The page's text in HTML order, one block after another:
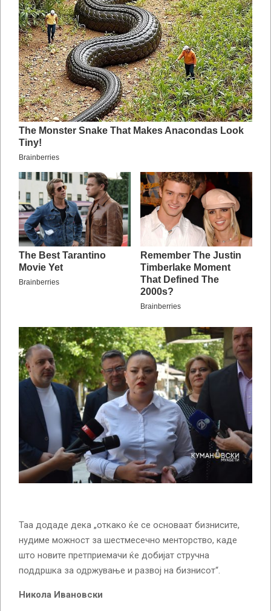
Таа додаде дека „откако ќе се основаат бизнисите,
нудиме можност за шестмесечно менторство, каде
што новите претприемачи ќе добијат стручна
поддршка за одржување и развој на бизнисот“.
Никола Ивановски